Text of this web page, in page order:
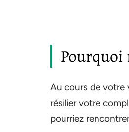
Pourquoi
Au cours de votre
résilier votre
pourriez